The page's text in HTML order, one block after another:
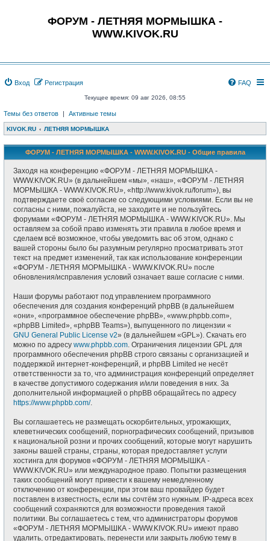
ФОРУМ - ЛЕТНЯЯ МОРМЫШКА -
WWW.KIVOK.RU
Вход Регистрация FAQ
Текущее время: 09 авг 2026, 08:55
Темы без ответов | Активные темы
KIVOK.RU ЛЕТНЯЯ МОРМЫШКА
ФОРУМ - ЛЕТНЯЯ МОРМЫШКА - WWW.KIVOK.RU - Общие правила
Заходя на конференцию «ФОРУМ - ЛЕТНЯЯ МОРМЫШКА -
WWW.KIVOK.RU» (в дальнейшем «мы», «наш», «ФОРУМ - ЛЕТНЯЯ
МОРМЫШКА - WWW.KIVOK.RU», «http://www.kivok.ru/forum»), вы
подтверждаете своё согласие со следующими условиями. Если вы не
согласны с ними, пожалуйста, не заходите и не пользуйтесь
форумами «ФОРУМ - ЛЕТНЯЯ МОРМЫШКА - WWW.KIVOK.RU». Мы
оставляем за собой право изменять эти правила в любое время и
сделаем всё возможное, чтобы уведомить вас об этом, однако с
вашей стороны было бы разумным регулярно просматривать этот
текст на предмет изменений, так как использование конференции
«ФОРУМ - ЛЕТНЯЯ МОРМЫШКА - WWW.KIVOK.RU» после
обновления/исправления условий означает ваше согласие с ними.
Наши форумы работают под управлением программного
обеспечения для создания конференций phpBB (в дальнейшем
«они», «программное обеспечение phpBB», «www.phpbb.com»,
«phpBB Limited», «phpBB Teams»), выпущенного по лицензии «
GNU General Public License v2» (в дальнейшем «GPL»). Скачать его
можно по адресу www.phpbb.com. Ограничения лицензии GPL для
программного обеспечения phpBB строго связаны с организацией и
поддержкой интернет-конференций, и phpBB Limited не несёт
ответственности за то, что администрация конференций определяет
в качестве допустимого содержания и/или поведения в них. За
дополнительной информацией о phpBB обращайтесь по адресу
https://www.phpbb.com/.
Вы соглашаетесь не размещать оскорбительных, угрожающих,
клеветнических сообщений, порнографических сообщений, призывов
к национальной розни и прочих сообщений, которые могут нарушить
законы вашей страны, страны, которая предоставляет услуги
хостинга для форумов «ФОРУМ - ЛЕТНЯЯ МОРМЫШКА -
WWW.KIVOK.RU» или международное право. Попытки размещения
таких сообщений могут привести к вашему немедленному
отключению от конференции, при этом ваш провайдер будет
поставлен в известность, если мы сочтём это нужным. IP-адреса всех
сообщений сохраняются для возможности проведения такой
политики. Вы соглашаетесь с тем, что администраторы форумов
«ФОРУМ - ЛЕТНЯЯ МОРМЫШКА - WWW.KIVOK.RU» имеют право
удалить, отредактировать, перенести или закрыть любую тему в